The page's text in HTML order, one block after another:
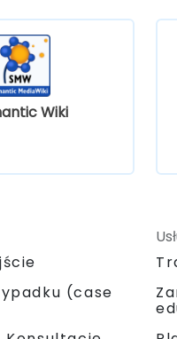
Wiki
(case